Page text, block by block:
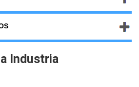
Industria